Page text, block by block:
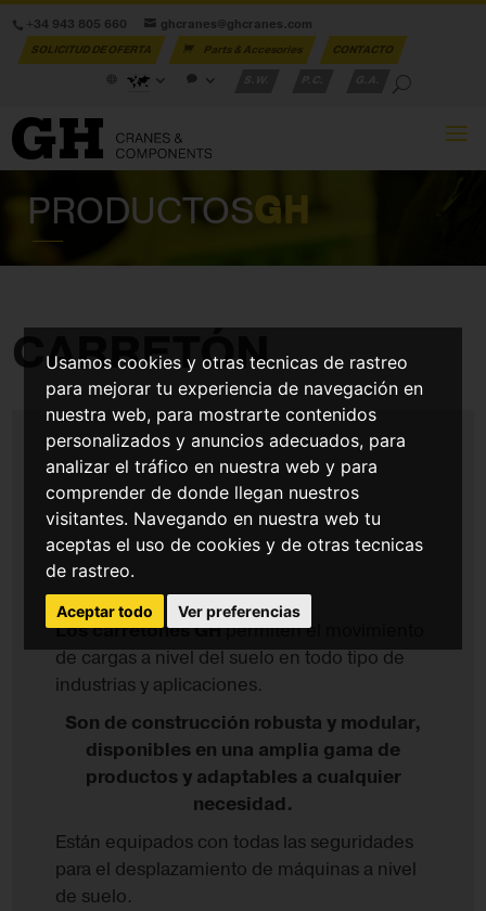
Usamos cookies y otras tecnicas de rastreo
para mejorar tu experiencia de navegación en
nuestra web, para mostrarte contenidos
personalizados y anuncios adecuados, para
analizar el tráfico en nuestra web y para
comprender de donde llegan nuestros
visitantes. Navegando en nuestra web tu
aceptas el uso de cookies y de otras tecnicas
de rastreo.
Aceptar todo Ver preferencias
+34 943 805 660 ghcranes@ghcranes.com
SOLICITUD DE OFERTA Parts & Accesories
CONTACTO
PRODUCTOSGH
CARRETÓN
Los carretones GHpermiten el movimiento
de cargas a nivel del suelo en todo tipo de
industrias y aplicaciones.
Son de construcción robusta y modular,
disponibles en una amplia gama de
productos y adaptables a cualquier
necesidad.
Están equipados con todas las seguridades
para el desplazamiento de máquinas a nivel
de suelo.